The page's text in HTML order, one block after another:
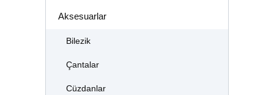
Aksesuarlar
Bilezik
Çantalar
Cüzdanlar